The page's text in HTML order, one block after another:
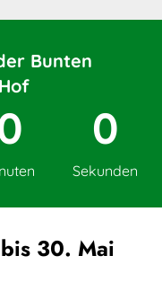
Bunten
0
Sekunden
30. Mai